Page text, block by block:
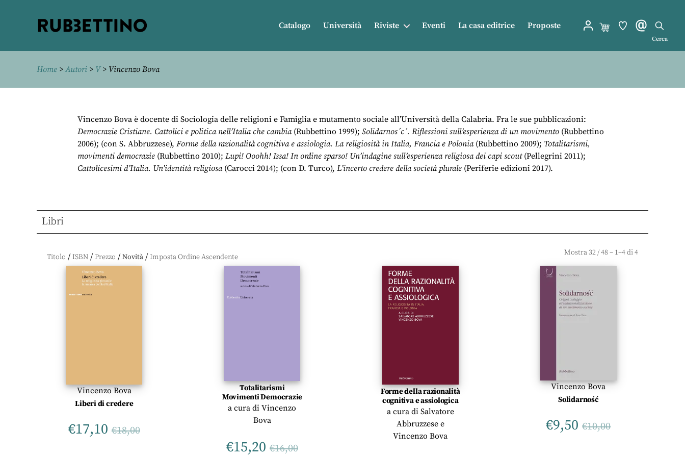
Catalogo Università Riviste Eventi La casa editrice Proposte
Cerca
Home >Autori > V> Vincenzo Bova
Vincenzo Bova è docente di Sociologia delle religioni e Famiglia e mutamento sociale all’Università della Calabria. Fra le sue pubblicazioni:
Democrazie Cristiane. Cattolici e politica nell’Italia che cambia(Rubbettino 1999); Solidarnos´c´. Riflessioni sull’esperienza di un movimento (Rubbettino
2006); (con S. Abbruzzese), Forme della razionalità cognitiva e assiologia. La religiosità in Italia, Francia e Polonia(Rubbettino 2009); Totalitarismi,
movimenti democrazie (Rubbettino 2010); Lupi! Ooohh! Issa! In ordine sparso! Un’indagine sull’esperienza religiosa dei capi scout(Pellegrini 2011);
Cattolicesimi d’Italia. Un’identità religiosa(Carocci 2014); (con D. Turco), L’incerto credere della società plurale (Periferie edizioni 2017).
Libri
Titolo / ISBN / Prezzo / Novità / Mostra32/48– 1–4 di 4
Vincenzo Bova
Liberi di credere
€17,10 €18,00
Totalitarismi
Movimenti Democrazie
a cura diVincenzo
Bova
€15,20 €16,00
Forme della razionalità
cognitiva e assiologica
a cura di Salvatore
Abbruzzesee
Vincenzo Bova
Vincenzo Bova
Solidarność
€9,50 €10,00